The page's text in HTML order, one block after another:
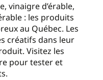
vinaigre d’érable,
: les produits
au Québec. Les
créatifs dans leur
Visitez les
pour tester et